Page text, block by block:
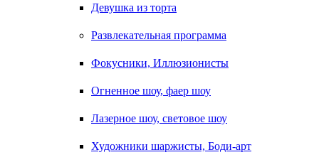
Девушка из торта
Развлекательная программа
Фокусники, Иллюзионисты
Огненное шоу, фаер шоу
Лазерное шоу, световое шоу
Художники шаржисты, Боди-арт